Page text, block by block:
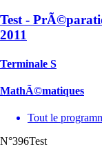
Test -
2011
Terminale S
MathÃ©matiques
Tout le
N°396Test